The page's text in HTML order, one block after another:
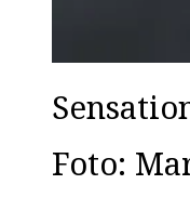
Foto: